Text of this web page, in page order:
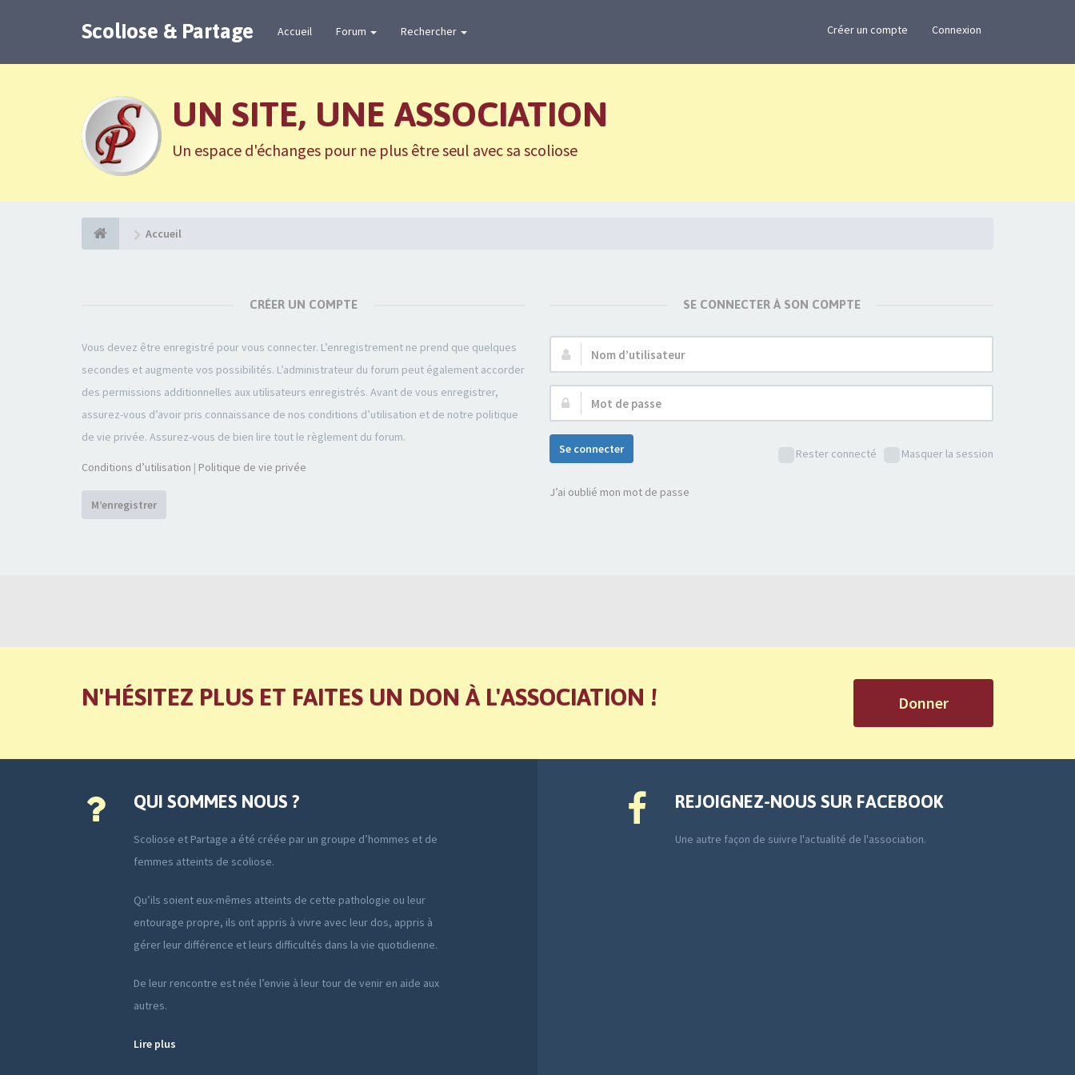
Scoliose & Partage Accueil Forum Rechercher Créer un compte Connexion
UN SITE, UNE ASSOCIATION
Un espace d'échanges pour ne plus être seul avec sa scoliose
Accueil
CRÉER UN COMPTE
Vous devez être enregistré pour vous connecter. L’enregistrement ne prend que quelques
secondes et augmente vos possibilités. L’administrateur du forum peut également accorder
des permissions additionnelles aux utilisateurs enregistrés. Avant de vous enregistrer,
assurez-vous d’avoir pris connaissance de nos conditions d’utilisation et de notre politique
de vie privée. Assurez-vous de bien lire tout le règlement du forum.
Conditions d’utilisation | Politique de vie privée
M’enregistrer
SE CONNECTER À SON COMPTE
Nom
Mot
passe :
Rester connecté Masquer la session
Se connecter
J’ai oublié mon mot de passe
N'HÉSITEZ PLUS ET FAITES UN DON À L'ASSOCIATION ! Donner
QUI SOMMES NOUS ?
Scoliose et Partage a été créée par un groupe d’hommes et de
femmes atteints de scoliose.
Qu’ils soient eux-mêmes atteints de cette pathologie ou leur
entourage propre, ils ont appris à vivre avec leur dos, appris à
gérer leur différence et leurs difficultés dans la vie quotidienne.
De leur rencontre est née l’envie à leur tour de venir en aide aux
autres.
Lire plus
REJOIGNEZ-NOUS SUR FACEBOOK
Une autre façon de suivre l'actualité de l'association.